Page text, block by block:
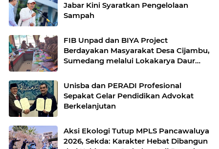
Jabar Kini Syaratkan Pengelolaan
Sampah
FIB Unpad dan BIYA Project
Berdayakan Masyarakat Desa Cijambu,
Sumedang melalui Lokakarya Daur
Unisba dan PERADI Profesional
Sepakat Gelar Pendidikan Advokat
Berkelanjutan
Aksi Ekologi Tutup MPLS Pancawaluya
2026, Sekda: Karakter Hebat Dibangun